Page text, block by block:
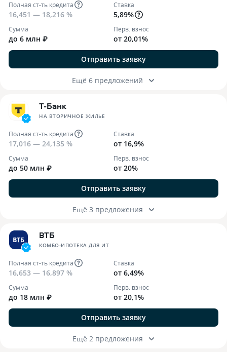
Полная ст-ть кредита
16,451 — 18,216 %
Ставка
5,89%
Сумма
до 6 млн ₽
Перв. взнос
от 20,01%
Отправить заявку
Ещё 6 предложений
Т-Банк
НА ВТОРИЧНОЕ ЖИЛЬЕ
Полная ст-ть кредита
17,016 — 24,135 %
Ставка
от 16,9%
Сумма
до 50 млн ₽
Перв. взнос
от 20%
Отправить заявку
Ещё 3 предложения
ВТБ
КОМБО-ИПОТЕКА ДЛЯ ИТ
Полная ст-ть кредита
16,653 — 16,897 %
Ставка
от 6,49%
Сумма
до 18 млн ₽
Перв. взнос
от 20,1%
Отправить заявку
Ещё 2 предложения